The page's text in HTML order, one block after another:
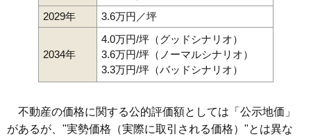
2029年
3.6万円／坪
2034年
4.0万円/坪（グッドシナリオ）
3.6万円/坪（ノーマルシナリオ）
3.3万円/坪（バッドシナリオ）
不動産の価格に関する公的評価額としては「公示地価」
があるが、"実勢価格（実際に取引される価格）"とは異な